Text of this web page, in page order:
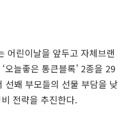
어린이날을 앞두고 자체브랜
오늘좋은 통큰블록’ 2종을 29
선봬 부모들의 선물 부담을 낮
전략을 추진한다.